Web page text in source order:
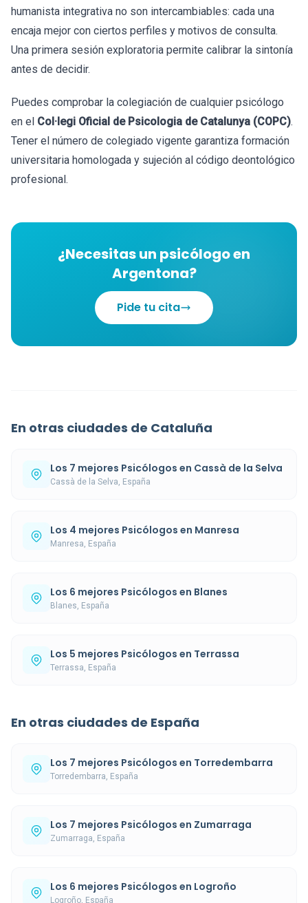
humanista integrativa no son intercambiables: cada una
encaja mejor con ciertos perfiles y motivos de consulta.
Una primera sesión exploratoria permite calibrar la sintonía
antes de decidir.
Puedes comprobar la colegiación de cualquier psicólogo
en el Col·legi Oficial de Psicologia de Catalunya (COPC).
Tener el número de colegiado vigente garantiza formación
universitaria homologada y sujeción al código deontológico
profesional.
¿Necesitas un psicólogo en
Argentona?
Pide tu cita
En otras ciudades de Cataluña
Los 7 mejores Psicólogos en Cassà de la Selva
Cassà de la Selva, España
Los 4 mejores Psicólogos en Manresa
Manresa, España
Los 6 mejores Psicólogos en Blanes
Blanes, España
Los 5 mejores Psicólogos en Terrassa
Terrassa, España
En otras ciudades de España
Los 7 mejores Psicólogos en Torredembarra
Torredembarra, España
Los 7 mejores Psicólogos en Zumarraga
Zumarraga, España
Los 6 mejores Psicólogos en Logroño
Logroño, España